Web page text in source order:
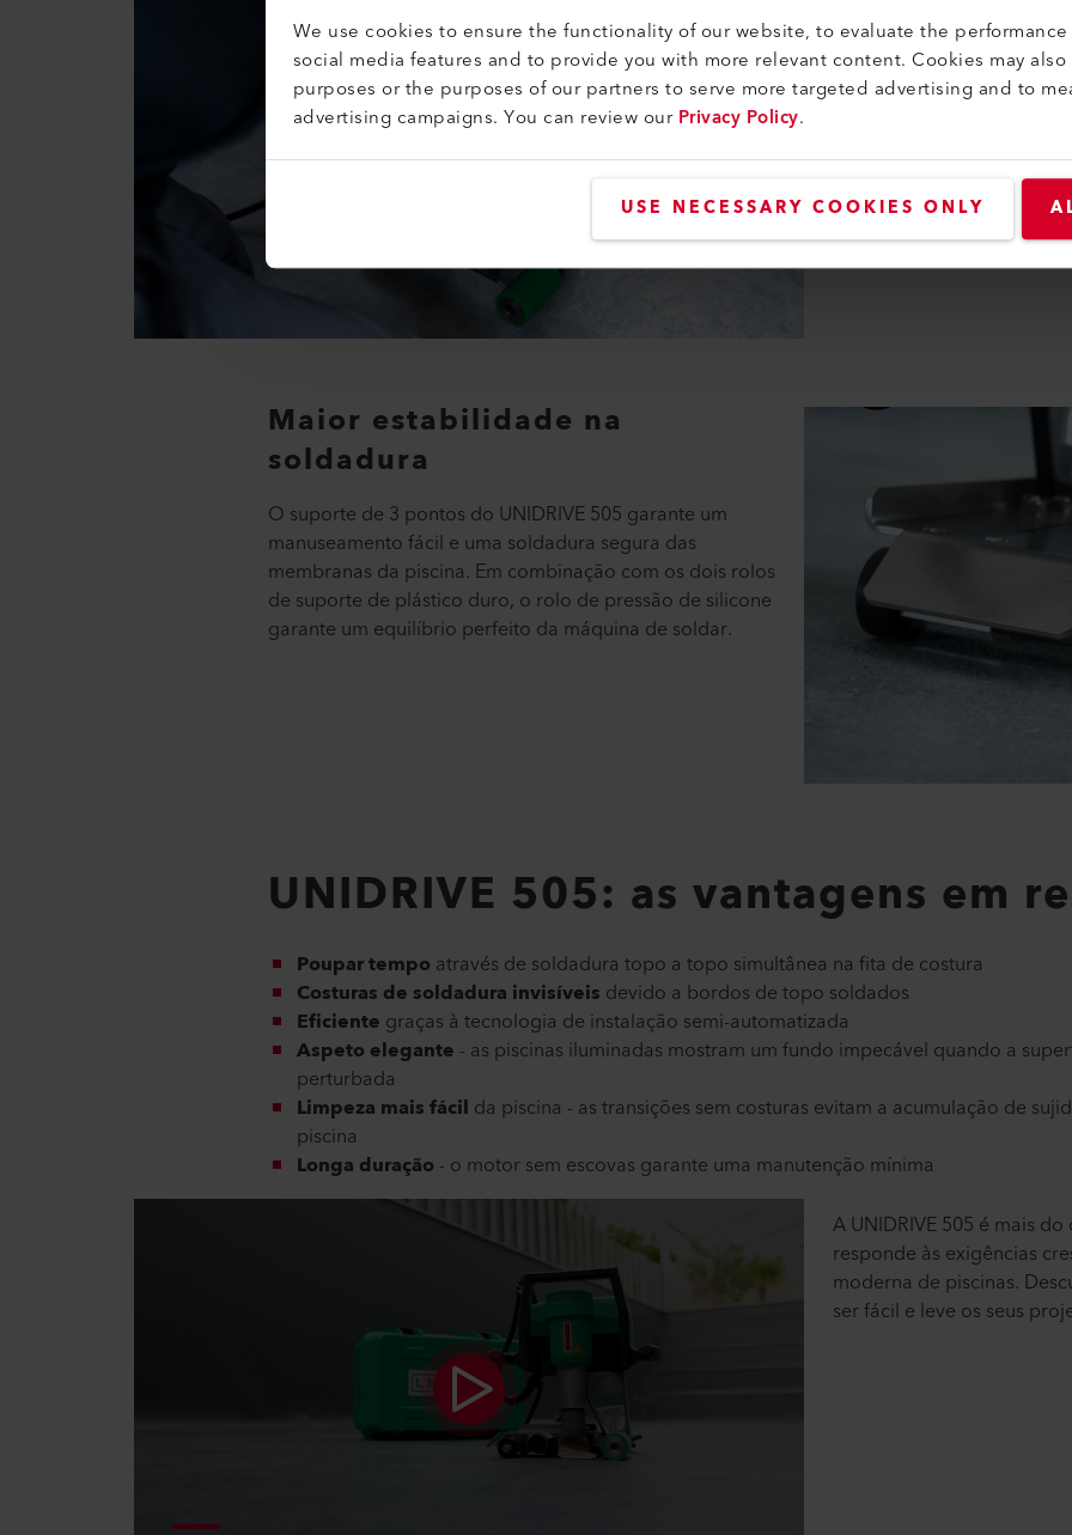
We use cookies to ensure the functionality of our website, to evaluate the
social media features and to provide you with more relevant content. Cookies may
purposes or the purposes of our partners to serve more targeted advertising and to
advertising campaigns. You can review ourPrivacy Policy.
USE NECESSARY COOKIES ONLY
O UNIDRIVE 505 oferece
zona de soldadura, de
permaneça claramente
formato ergonómico
soldar. A velocidade e a
facilmente reguladas
Maior estabilidade na
soldadura
O suporte de 3 pontos do UNIDRIVE 505 garante um
manuseamento fácil e uma soldadura segura das
membranas da piscina. Em combinação com os dois rolos
de suporte de plástico duro, o rolo de pressão de silicone
garante um equilíbrio perfeito da máquina de soldar.
UNIDRIVE 505: as vantagens em
Poupar tempo através de soldadura topo a topo simultânea na fita de costura
Costuras de soldadura invisíveis devido a bordos de topo soldados
Eficiente graças à tecnologia de instalação semi-automatizada
Aspeto elegante - as piscinas iluminadas mostram um fundo impecável quando a
perturbada
Limpeza mais fácil da piscina - as transições sem costuras evitam a acumulação de
piscina
Longa duração - o motor sem escovas garante uma manutenção mínima
A UNIDRIVE 505 é mais
responde às exigências
moderna de piscinas.
ser fácil e leve os seus